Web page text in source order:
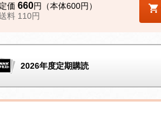
定価 660円（本体600円）
料 110円
2026年度定期購読